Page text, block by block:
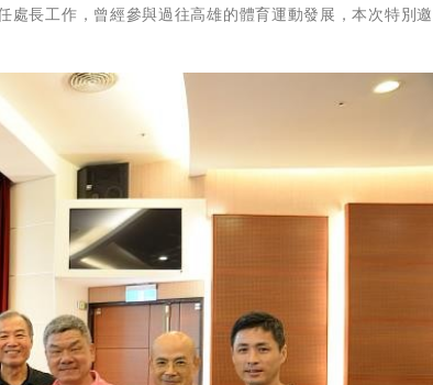
長工作，曾經參與過往高雄的體育運動發展，本次特別邀